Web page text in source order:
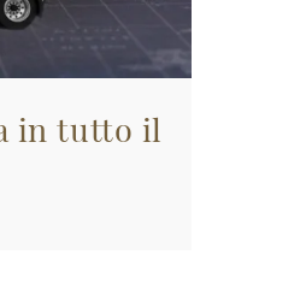
in tutto il